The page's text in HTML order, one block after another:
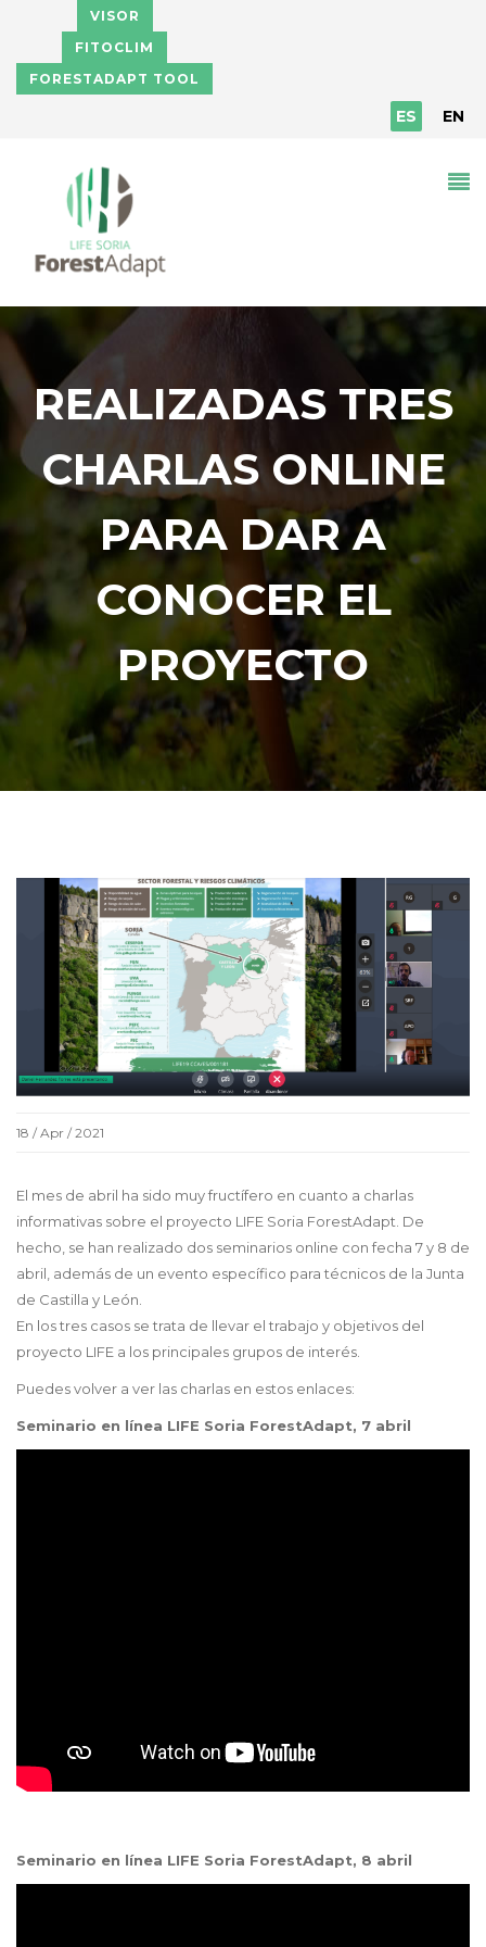
Pasar al contenido principal
VISOR
FITOCLIM
FORESTADAPT TOOL
ES EN
REALIZADAS TRES
CHARLAS ONLINE
PARA DAR A
CONOCER EL
PROYECTO
18 / Apr / 2021
El mes de abril ha sido muy fructífero en cuanto a charlas
informativas sobre el proyecto LIFE Soria ForestAdapt. De
hecho, se han realizado dos seminarios online con fecha 7 y 8 de
abril, además de un evento específico para técnicos de la Junta
de Castilla y León.
En los tres casos se trata de llevar el trabajo y objetivos del
proyecto LIFE a los principales grupos de interés.
Puedes volver a ver las charlas en estos enlaces:
Seminario en línea LIFE Soria ForestAdapt, 7 abril
Seminario en línea LIFE Soria ForestAdapt, 8 abril